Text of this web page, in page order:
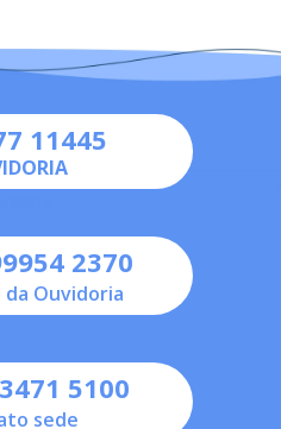
11445
2370
Ouvidoria
5100
sede